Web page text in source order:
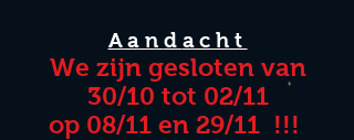
Aa n d acht
We zijn gesloten van
30/10 tot 02/11
op 08/11 en 29/11 !!!